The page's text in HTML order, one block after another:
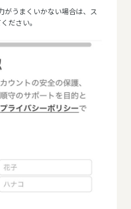
がうまくいかない場合は、ス
ださい。